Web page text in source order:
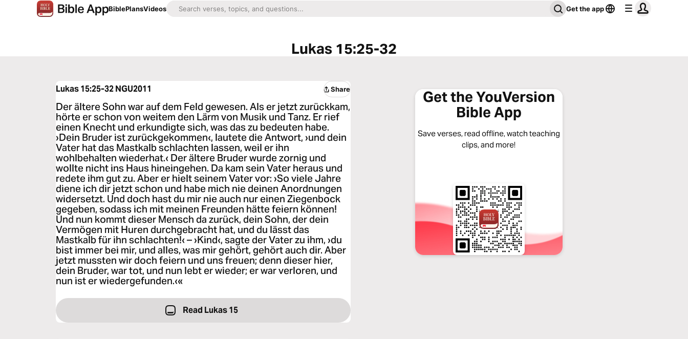
BiblePlansVideos Get the app
Lukas 15:25-32
Lukas 15:25-32NGU2011 Share
Der ältere Sohn war auf dem Feld gewesen. Als er jetzt zurückkam,
hörte er schon von weitem den Lärm von Musik und Tanz. Er rief
einen Knecht und erkundigte sich, was das zu bedeuten habe.
›Dein Bruder ist zurückgekommen‹, lautete die Antwort, ›und dein
Vater hat das Mastkalb schlachten lassen, weil er ihn
wohlbehalten wiederhat.‹ Der ältere Bruder wurde zornig und
wollte nicht ins Haus hineingehen. Da kam sein Vater heraus und
redete ihm gut zu. Aber er hielt seinem Vater vor: ›So viele Jahre
diene ich dir jetzt schon und habe mich nie deinen Anordnungen
widersetzt. Und doch hast du mir nie auch nur einen Ziegenbock
gegeben, sodass ich mit meinen Freunden hätte feiern können!
Und nun kommt dieser Mensch da zurück, dein Sohn, der dein
Vermögen mit Huren durchgebracht hat, und du lässt das
Mastkalb für ihn schlachten!‹ – ›Kind‹, sagte der Vater zu ihm, ›du
bist immer bei mir, und alles, was mir gehört, gehört auch dir. Aber
jetzt mussten wir doch feiern und uns freuen; denn dieser hier,
dein Bruder, war tot, und nun lebt er wieder; er war verloren, und
nun ist er wiedergefunden.‹«
Read Lukas 15
Get the YouVersion
Bible App
Save verses, read offline, watch teaching
clips, and more!